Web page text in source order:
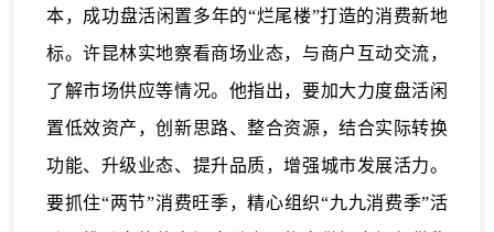
本，成功盘活闲置多年的“烂尾楼”打造的消费新地
标。许昆林实地察看商场业态，与商户互动交流，
了解市场供应等情况。他指出，要加大力度盘活闲
置低效资产，创新思路、整合资源，结合实际转换
功能、升级业态、提升品质，增强城市发展活力。
要抓住“两节”消费旺季，精心组织“九九消费季”活